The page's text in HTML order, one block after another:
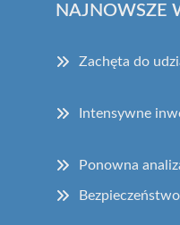
NAJNOWSZE
Zachęta do
Intensywne
Ponowna